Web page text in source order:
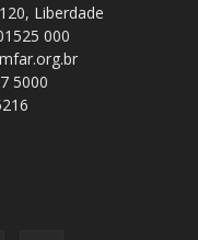
Liberdade
000
5000